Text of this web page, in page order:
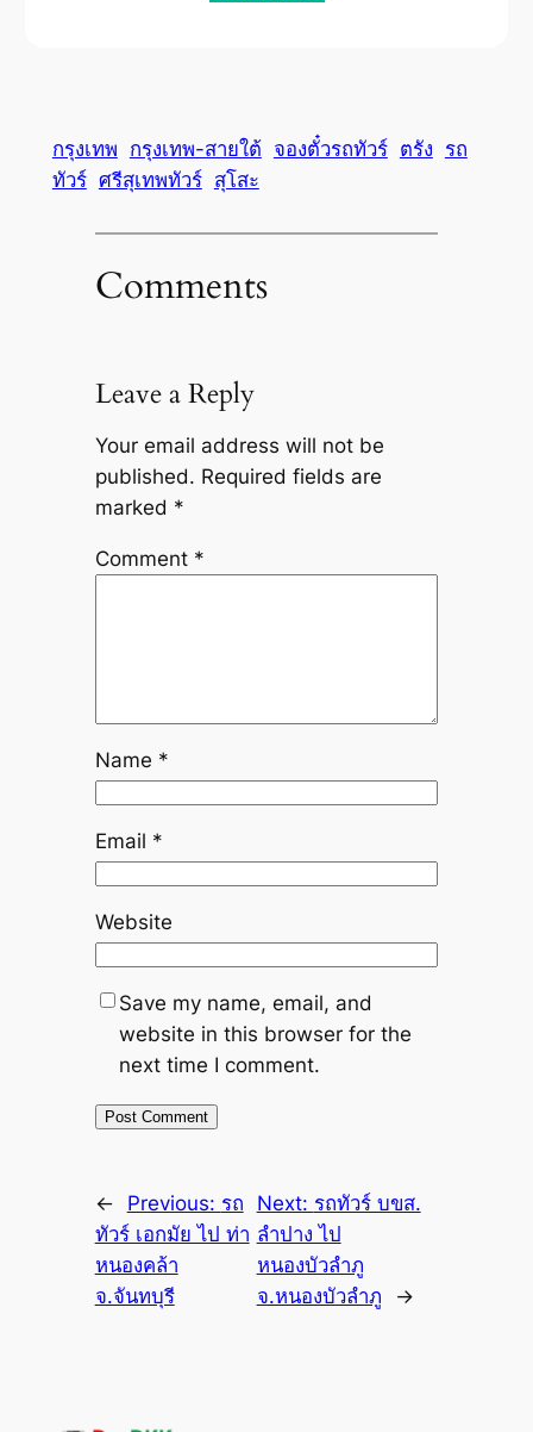
กรุงเทพ กรุงเทพ-สายใต้ จองตั๋วรถทัวร์ ตรัง รถ
ทัวร์ ศรีสุเทพทัวร์ สุโสะ
Comments
Leave a Reply
Your email address will not be
published. Required fields are
marked *
Comment *
Name *
Email *
Website
Save my name, email, and
website in this browser for the
next time I comment.
← Previous: รถ
ทัวร์ เอกมัย ไป ท่า
หนองคล้า
จ.จันทบุรี
Next: รถทัวร์ บขส.
ลำปาง ไป
หนองบัวลำภู
จ.หนองบัวลำภู
→